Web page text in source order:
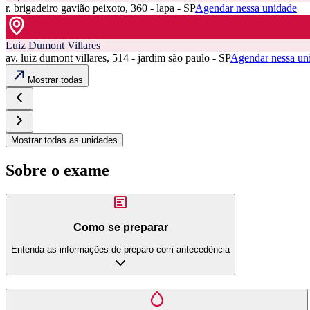
r. brigadeiro gavião peixoto, 360 - lapa - SPAgendar nessa unidade
Luiz Dumont Villares
av. luiz dumont villares, 514 - jardim são paulo - SPAgendar nessa
Mostrar todas
Mostrar todas as unidades
Sobre o exame
Como se preparar
Entenda as informações de preparo com antecedência